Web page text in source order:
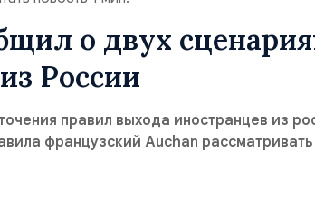
о двух
России
правил выхода иностранцев из
французский Auchan